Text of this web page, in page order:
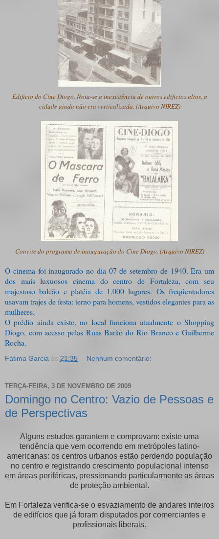
Edificio do Cine Diogo. Nota-se a inexistência de outros edificios altos, a
cidade ainda não era verticalizada. (Arquivo NIREZ)
Convite do programa de inauguração do Cine Diogo. (Arquivo NIREZ)
O cinema foi inaugurado no dia 07 de setembro de 1940. Era um
dos mais luxuosos cinema do centro de Fortaleza, com seu
majestoso balcão e platéia de 1.000 lugares. Os freqüentadores
usavam trajes de festa: terno para homens, vestidos elegantes para as
mulheres.
O prédio ainda existe, no local funciona atualmente o Shopping
Diogo, com acesso pelas Ruas Barão do Rio Branco e Guilherme
Rocha.
Fátima Garcia às 21:35 Nenhum comentário:
TERÇA-FEIRA, 3 DE NOVEMBRO DE 2009
Domingo no Centro: Vazio de Pessoas e
de Perspectivas
Alguns estudos garantem e comprovam: existe uma
tendência que vem ocorrendo em metrópoles latino-
americanas: os centros urbanos estão perdendo população
no centro e registrando crescimento populacional intenso
em áreas periféricas, pressionando particularmente as áreas
de proteção ambiental.
Em Fortaleza verifica-se o esvaziamento de andares inteiros
de edifícios que já foram disputados por comerciantes e
profissionais liberais.